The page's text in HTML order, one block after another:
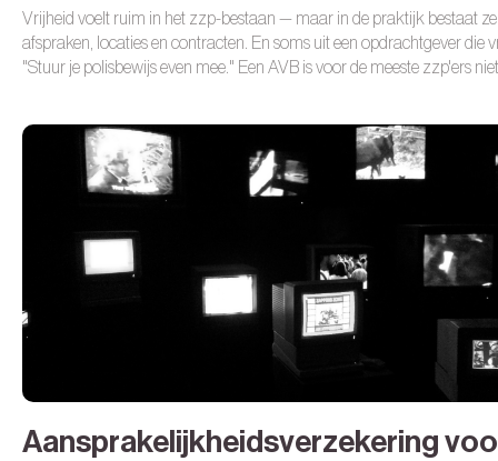
Vrijheid voelt ruim in het zzp-bestaan — maar in de praktijk bestaat
afspraken, locaties en contracten. En soms uit een opdrachtgever die
"Stuur je polisbewijs even mee." Een AVB is voor de meeste zzp'ers niet
Aansprakelijkheidsverzekering